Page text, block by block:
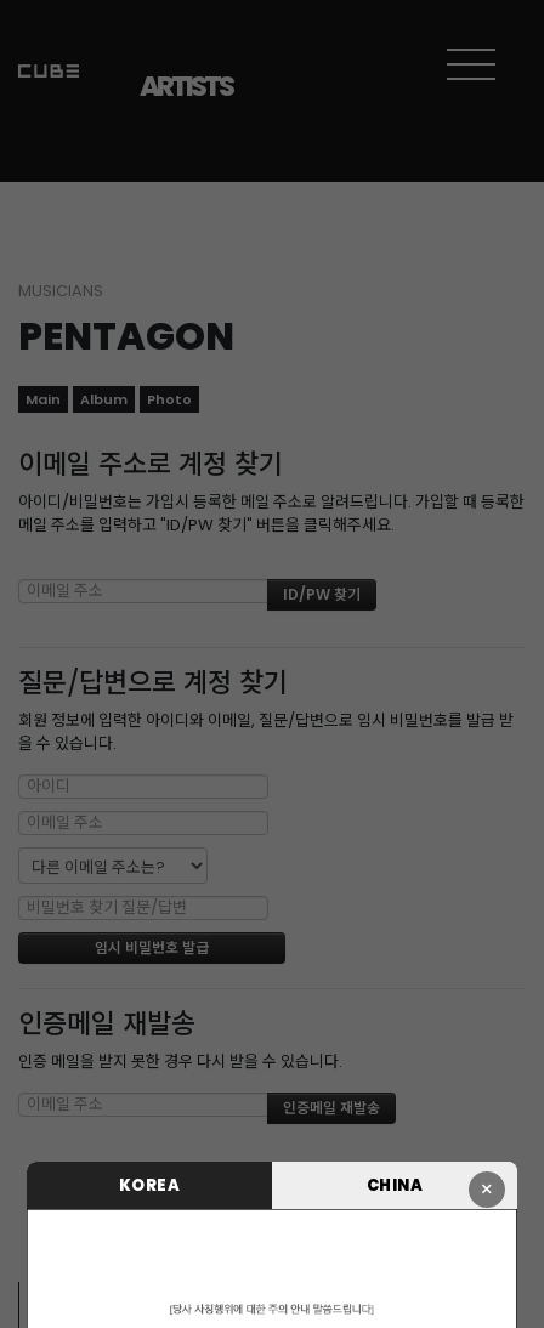
×
KOREA CHINA
ARTISTS
MUSICIANS
PENTAGON
Main Album Photo
이메일 주소로 계정 찾기
아이디/비밀번호는 가입시 등록한 메일 주소로 알려드립니다. 가입할 때 등록한
메일 주소를 입력하고 "ID/PW 찾기" 버튼을 클릭해주세요.
질문/답변으로 계정 찾기
회원 정보에 입력한 아이디와 이메일, 질문/답변으로 임시 비밀번호를 발급 받
을 수 있습니다.
인증메일 재발송
인증 메일을 받지 못한 경우 다시 받을 수 있습니다.